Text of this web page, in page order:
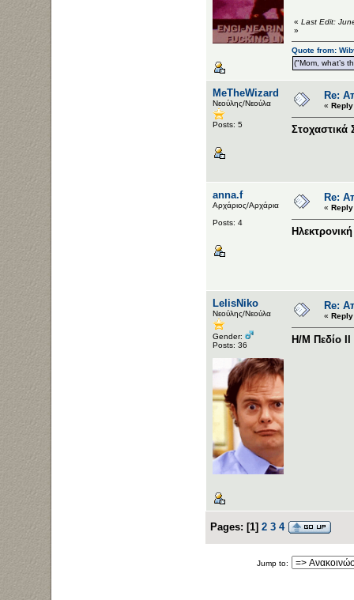
« Last Edit:
»
Quote from:
("Mom, what’s
MeTheWizard
Νεούλης/Νεούλα
Posts: 5
Re:
«
Στοχαστικά
anna.f
Αρχάριος/Αρχάρια
Posts: 4
Re:
«
Ηλεκτρονική
LelisNiko
Νεούλης/Νεούλα
Gender:
Posts: 36
Re:
«
Η/Μ Πεδίο ΙΙ
Pages: [1] 2 3 4
Jump to: